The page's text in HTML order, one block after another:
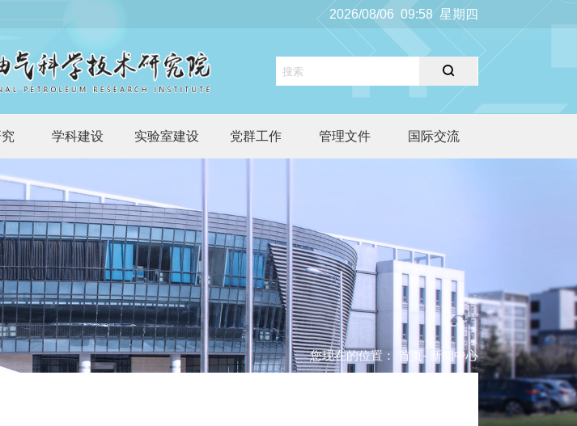
2026/08/06 09:58 星期四
学科建设 实验室建设 党群工作 管理文件 国际交流
您现在的位置： 首页 - 新闻中心